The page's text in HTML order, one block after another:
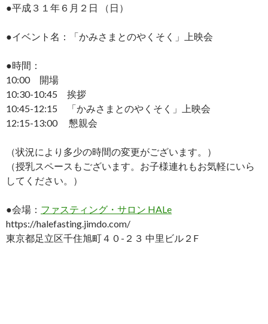
●平成３１年６月２日 （日）
●イベント名：「かみさまとのやくそく」上映会
●時間：
10:00 開場
10:30-10:45 挨拶
10:45-12:15 「かみさまとのやくそく」上映会
12:15-13:00 懇親会
（状況により多少の時間の変更がございます。）
（授乳スペースもございます。お子様連れもお気軽にいら
してください。）
●会場： ファスティング・サロン HALe
https://halefasting.jimdo.com/
東京都足立区千住旭町４０-２３ 中里ビル２F